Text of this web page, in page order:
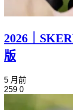
2026｜
版
5 月前
259 0